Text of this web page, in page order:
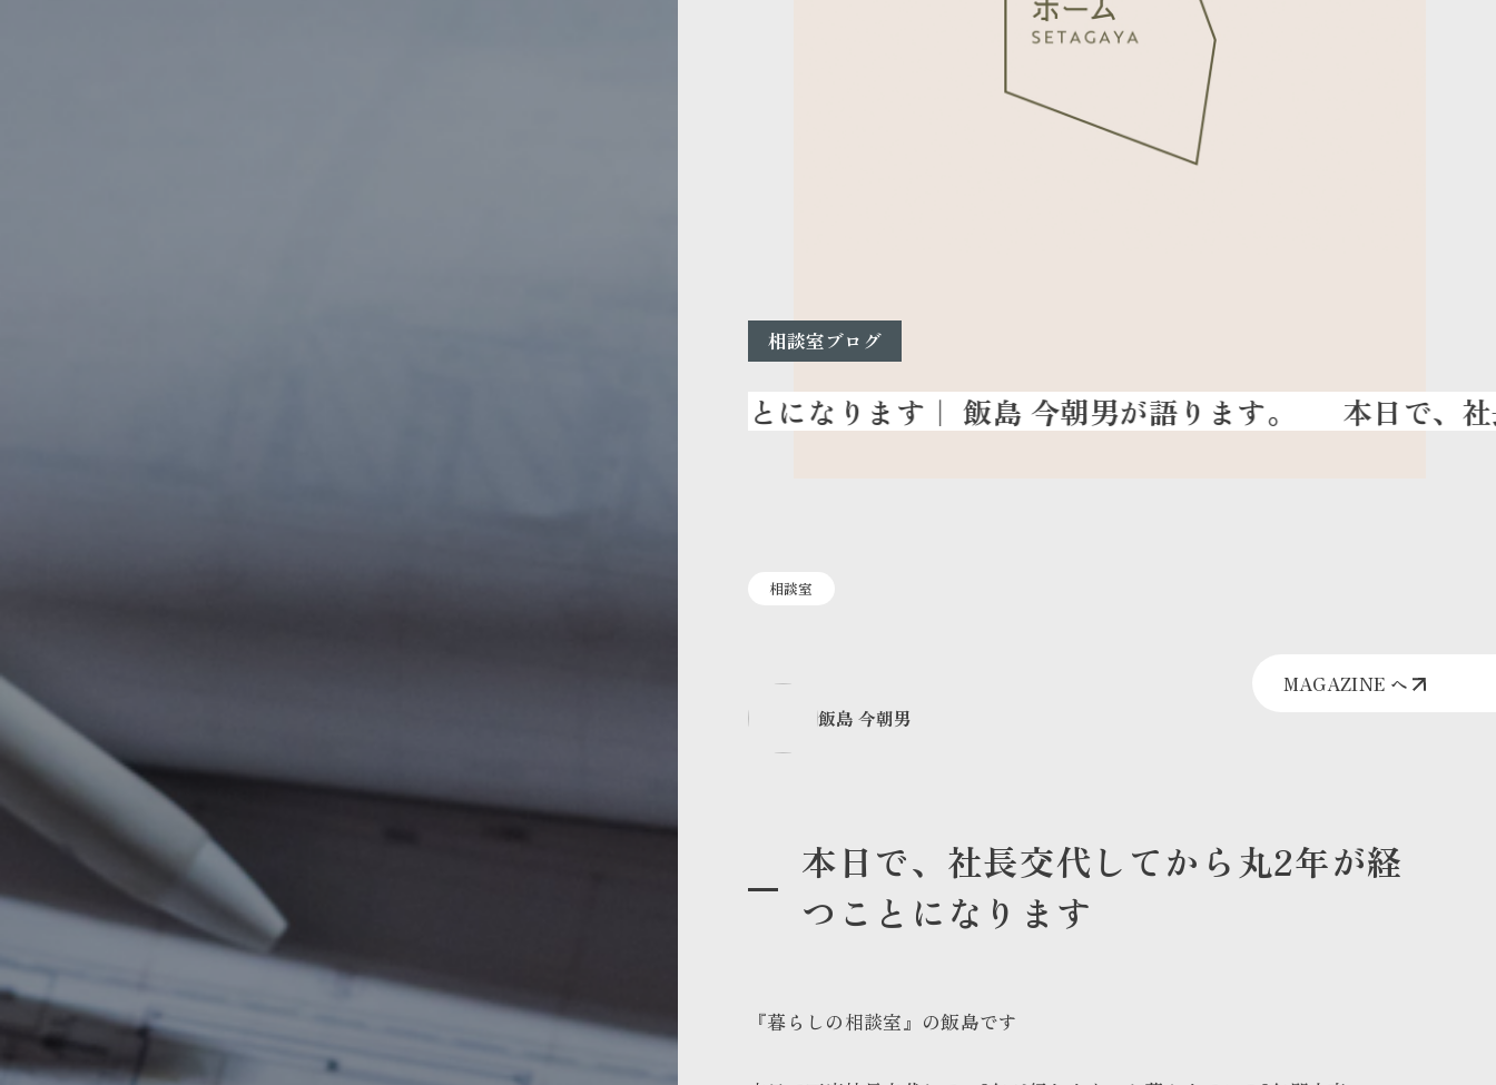
相談室ブログ
本日で、社長交代
相談室
MAGAZINE へ
飯島 今朝男
本日で、社長交代してから丸2年が経
つことになります
『暮らしの相談室』の飯島です